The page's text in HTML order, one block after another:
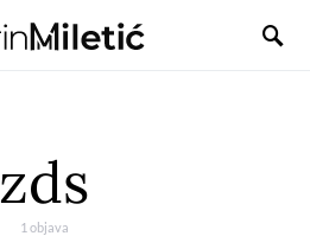
zds
1 objava